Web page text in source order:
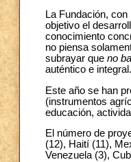
La Fundación,
objetivo el
conocimiento
no piensa
subrayar que no
auténtico e
Este año se han
(instrumentos
educación,
El número de
(12), Haití (11),
Venezuela (3),